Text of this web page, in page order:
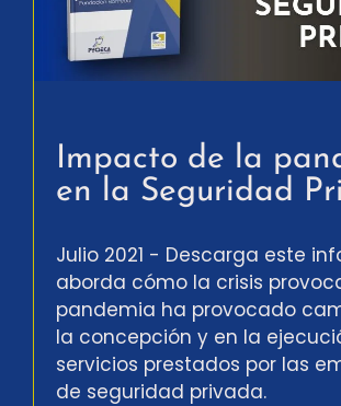
Impacto de la
en la Seguridad
Julio 2021 - Descarga este
aborda cómo la crisis
pandemia ha provocado
la concepción y en la
servicios prestados por las
de seguridad privada.